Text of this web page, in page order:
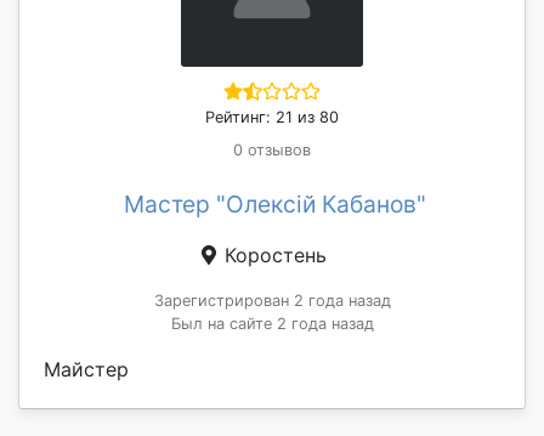
Рейтинг: 21 из 80
0 отзывов
Мастер "Олексій Кабанов"
Коростень
Зарегистрирован 2 года назад
Был на сайте 2 года назад
Майстер